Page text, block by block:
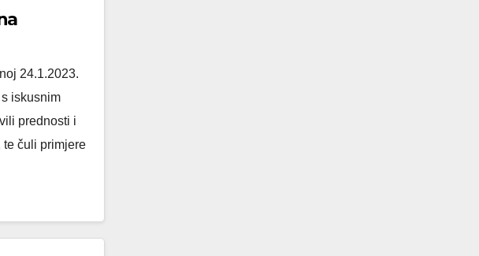
24.1.2023.
iskusnim
prednosti i
te čuli primjere